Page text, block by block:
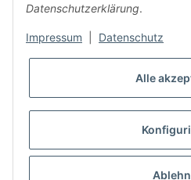
Datenschutzerklärung.
Impressum Datenschutz
Alle
* Alle Preise inkl.